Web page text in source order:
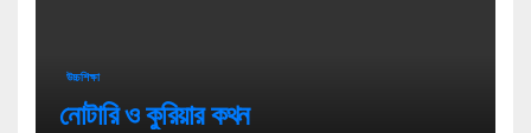
উচ্চশিক্ষা
নোটারি ও কুরিয়ার কথন